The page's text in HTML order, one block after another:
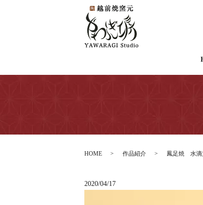
HOME 作品紹介 鳳足焼 水滴
2020/04/17